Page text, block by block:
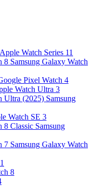
Apple Watch Series 11
Samsung Galaxy Watch
Pixel Watch 4
Watch Ultra 3
Samsung
Watch SE 3
Samsung
Samsung Galaxy Watch
8